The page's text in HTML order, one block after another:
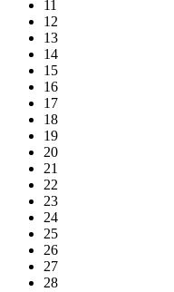
11
12
13
14
15
16
17
18
19
20
21
22
23
24
25
26
27
28